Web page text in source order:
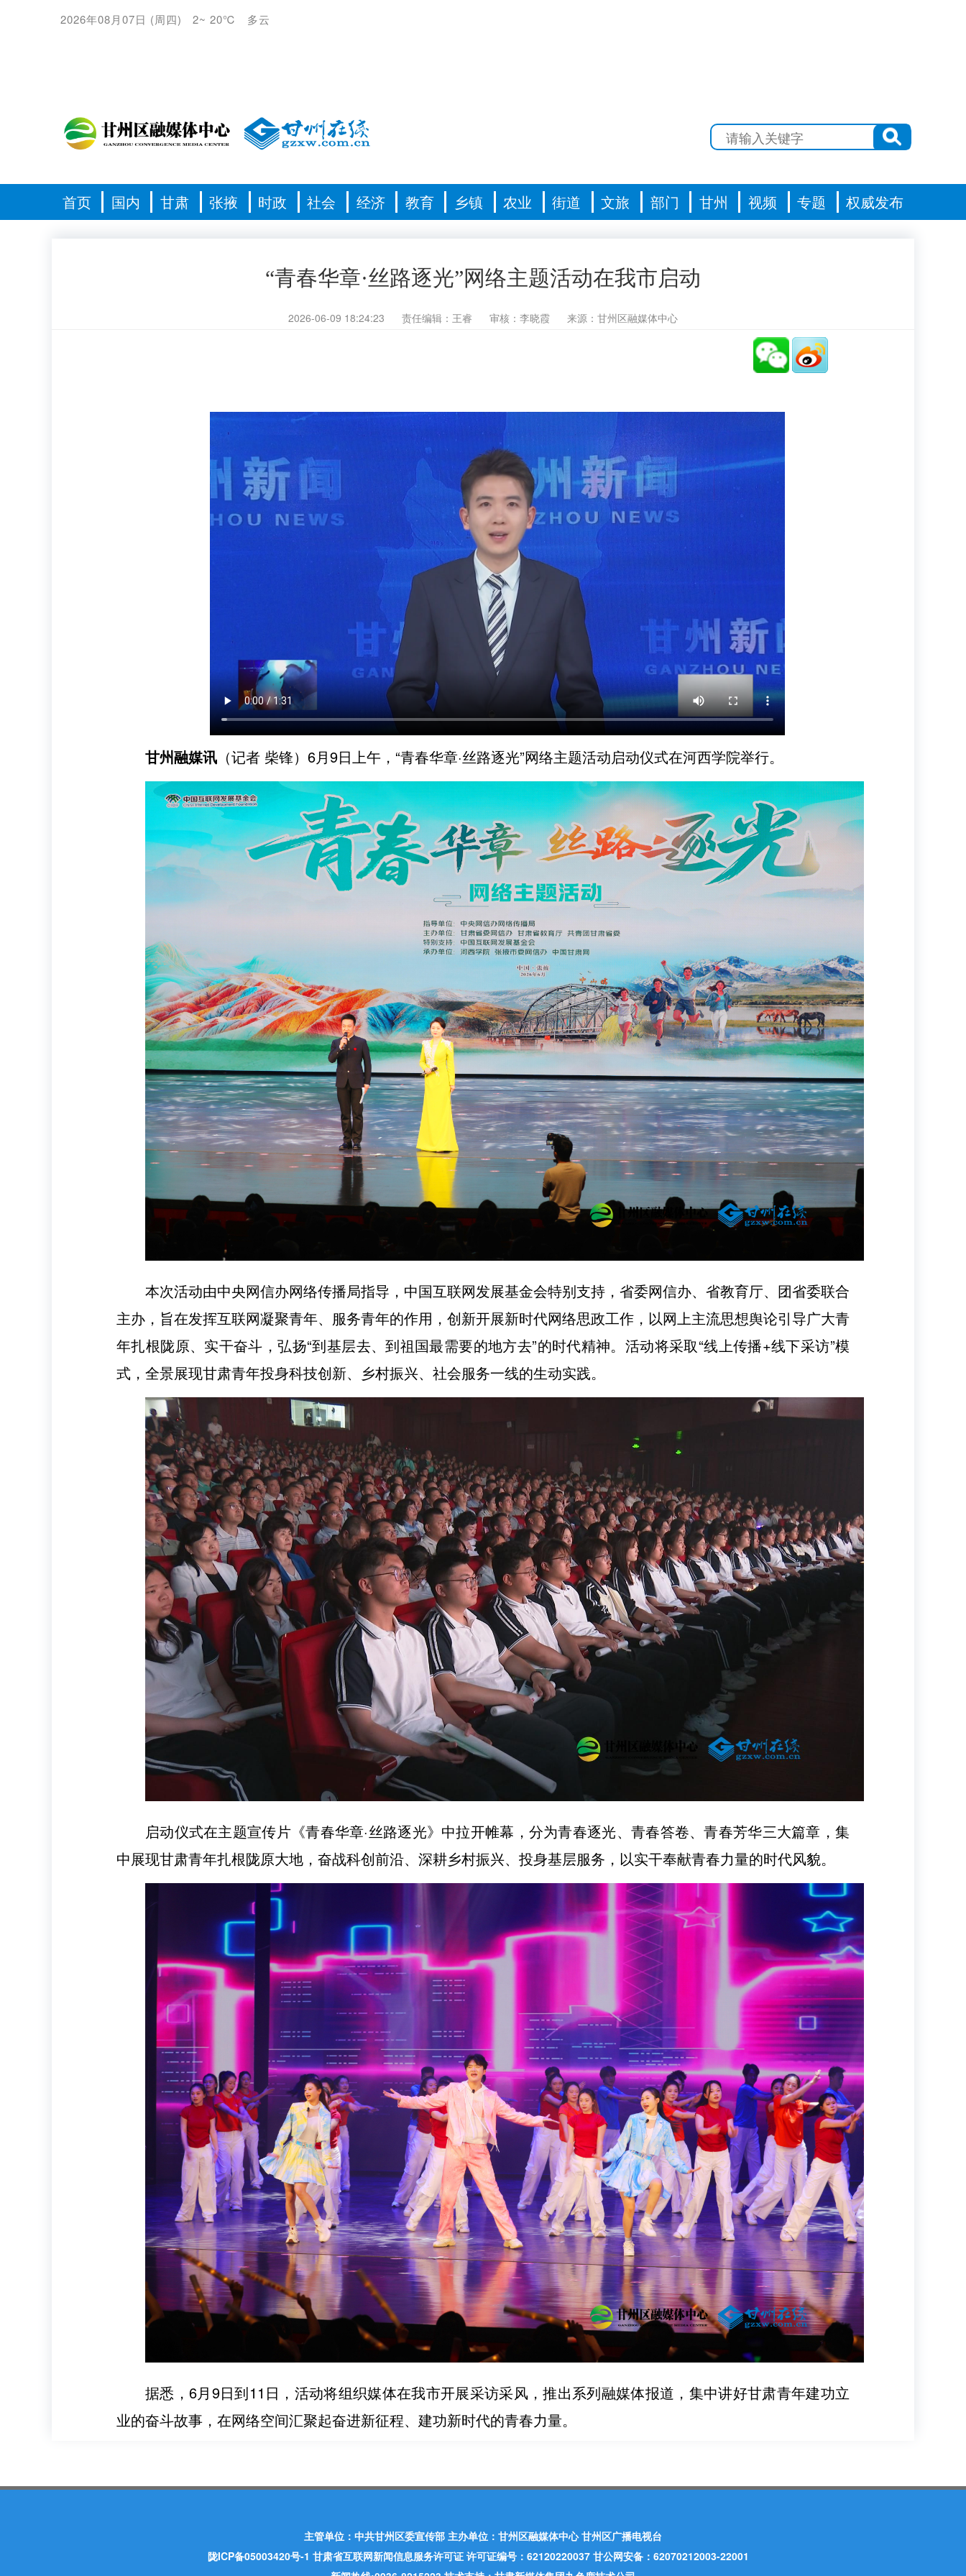
2026年08月07日 (周四) 2~ 20℃ 多云
首页 国内 甘肃 张掖 时政 社会 经济 教育 乡镇 农业 街道 文旅 部门 甘州 视频 专题 权威发布
“青春华章·丝路逐光”网络主题活动在我市启动
2026-06-09 18:24:23 责任编辑：王睿 审核：李晓霞 来源：甘州区融媒体中心
甘州融媒讯 （记者 柴锋）6月9日上午，“青春华章·丝路逐光”网络主题活动启动仪式在河西学院举行。
本次活动由中央网信办网络传播局指导，中国互联网发展基金会特别支持，省委网信办、省教育厅、团省委联合
主办，旨在发挥互联网凝聚青年、服务青年的作用，创新开展新时代网络思政工作，以网上主流思想舆论引导广大青
年扎根陇原、实干奋斗，弘扬“到基层去、到祖国最需要的地方去”的时代精神。活动将采取“线上传播+线下采访”模
式，全景展现甘肃青年投身科技创新、乡村振兴、社会服务一线的生动实践。
启动仪式在主题宣传片《青春华章·丝路逐光》中拉开帷幕，分为青春逐光、青春答卷、青春芳华三大篇章，集
中展现甘肃青年扎根陇原大地，奋战科创前沿、深耕乡村振兴、投身基层服务，以实干奉献青春力量的时代风貌。
据悉，6月9日到11日，活动将组织媒体在我市开展采访采风，推出系列融媒体报道，集中讲好甘肃青年建功立
业的奋斗故事，在网络空间汇聚起奋进新征程、建功新时代的青春力量。
主管单位：中共甘州区委宣传部 主办单位：甘州区融媒体中心 甘州区广播电视台
陇ICP备05003420号-1 甘肃省互联网新闻信息服务许可证 许可证编号：62120220037 甘公网安备：62070212003-22001